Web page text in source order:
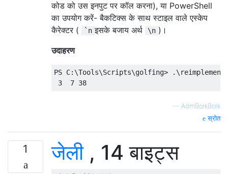
कोड को उस इनपुट पर कॉल करना), या PowerShell
का उपयोग करें- बैकटिक्स के साथ स्टाइल वाले एस्केप
कैरेक्टर (
`n इसके बजाय अर्थ \n )।
उदाहरण
PS C:\Tools\Scripts\golfing>
— AdmBorkBork
स्रोत
1 जेली, 14 बाइट्स